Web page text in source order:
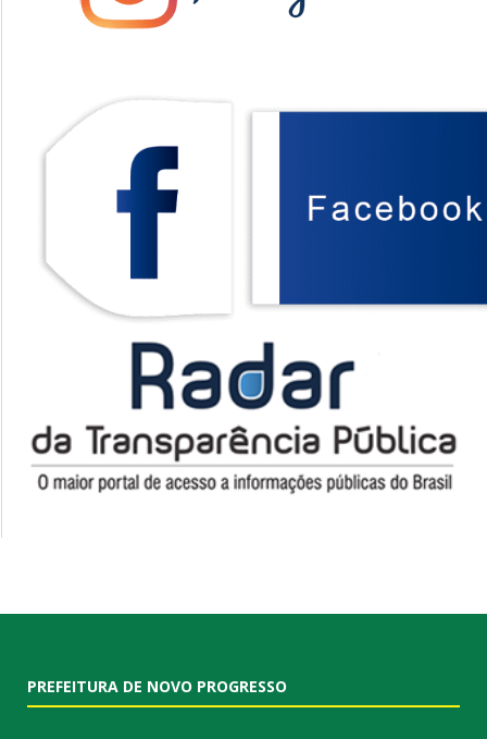
PREFEITURA DE NOVO PROGRESSO